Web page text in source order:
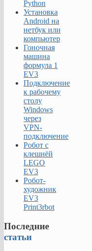
Python
Установка
Android на
нетбук или
компьютер
Гоночная
машина
формула 1
EV3
Подключение
к рабочему
столу
Windows
через
VPN-
подключение
Робот с
клешнёй
LEGO
EV3
Робот-
художник
EV3
Print3rbot
Последние
статьи